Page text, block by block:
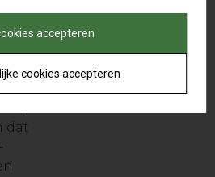
van
winst
dat
accepteren
cookies accepteren